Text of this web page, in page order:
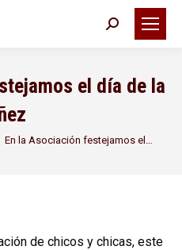
Buscar:
el día de la
En la Asociación festejamos el…
de chicos y chicas, este